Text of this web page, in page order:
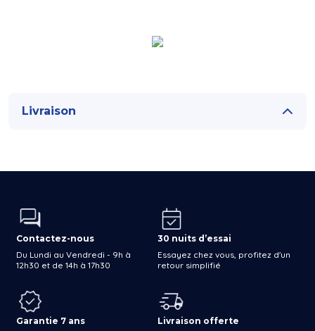
Livraison
Contactez-nous
Du Lundi au Vendredi - 9h à
12h30 et de 14h à 17h30
30 nuits d’essai
Essayez chez vous, profitez d'un
retour simplifié
Garantie 7 ans
Livraison offerte